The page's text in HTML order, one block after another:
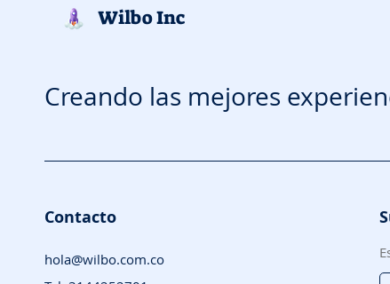
Wilbo Inc
Creando las mejores
Contacto
hola@wilbo.com.co